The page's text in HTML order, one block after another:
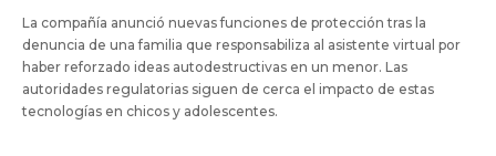
La compañía anunció nuevas funciones de protección tras la
denuncia de una familia que responsabiliza al asistente virtual por
haber reforzado ideas autodestructivas en un menor. Las
autoridades regulatorias siguen de cerca el impacto de estas
tecnologías en chicos y adolescentes.